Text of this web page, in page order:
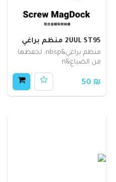
2UUL ST95 منظم براغي
منظم براغي&nbsp; لحفظها
من الضياع&n
₪ 50